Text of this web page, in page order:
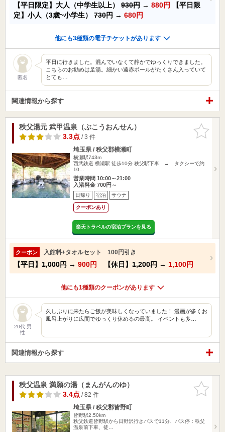
【平日限定】大人（中学生以上） 930円 → 880円
【平日限
定】小人（3歳~小学生） 730円 → 680円
他にも3種類の電子チケットがあります
匿名
平日に行きました。混んでいなくて静かでゆっくりできました。
こちらのお勧めは足湯。細かい遠赤ボールがたくさん入っていて
とても…
関連情報から探す
お気に入
りに追加
秩父湯元 武甲温泉（ぶこうおんせん）
3.3点/ 3 件
埼玉県 / 秩父郡横瀬町
横瀬駅743m
西武鉄道 横瀬駅 徒歩10分 秩父駅下車 → タクシーで約
10…
営業時間 10:00～21:00
入浴料金 700円～
日帰り 宿泊 サウナ
クーポンあり
楽天トラベルの宿泊プランを見る
クーポン 入館料+タオルセット 100円引き
【平日】 1,000円 → 900円 【休日】 1,200円 → 1,100円
他にも1種類のクーポンがあります
20代 男
性
久しぶりに来たらご飯が美味しくなっていました！ 漫画が多くお
風呂上がりに広間でゆっくり休めるの最高。 イベントも多…
関連情報から探す
お気に入
りに追加
秩父温泉 満願の湯（まんがんのゆ）
3.4点/ 82 件
埼玉県 / 秩父郡皆野町
皆野駅2.50km
秩父鉄道皆野駅から日野沢行きバスで11分、バス停：秩父
温泉前下車、徒…